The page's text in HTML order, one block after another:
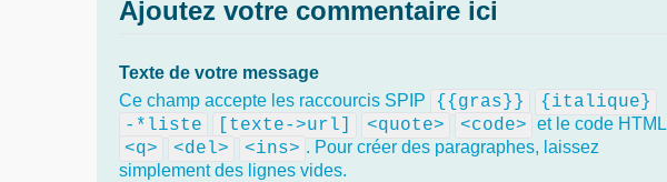
Ajoutez votre commentaire ici
Texte de votre message
Ce champ accepte les raccourcis SPIP
{{gras}}
{italique}
-*liste
[texte->url] <quote> <code> et le code HTML
<q> <del> <ins> . Pour créer des paragraphes, laissez
simplement des lignes vides.